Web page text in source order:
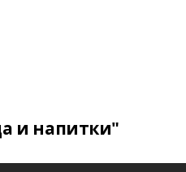
и напитки"